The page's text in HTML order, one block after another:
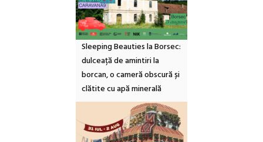
Sleeping Beauties la Borsec:
dulceață de amintiri la
borcan, o cameră obscură și
clătite cu apă minerală